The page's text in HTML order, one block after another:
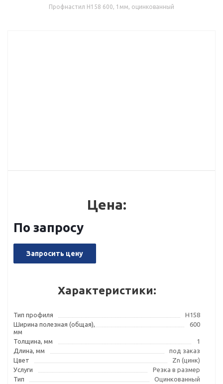
Профнастил Н158 600, 1мм, оцинкованный
Цена:
По запросу
Запросить цену
Характеристики:
Тип профиля
Н158
Ширина полезная (общая),
мм
600
Толщина, мм
1
Длина, мм
под заказ
Цвет
Zn (цинк)
Услуги
Резка в размер
Тип
Оцинкованный